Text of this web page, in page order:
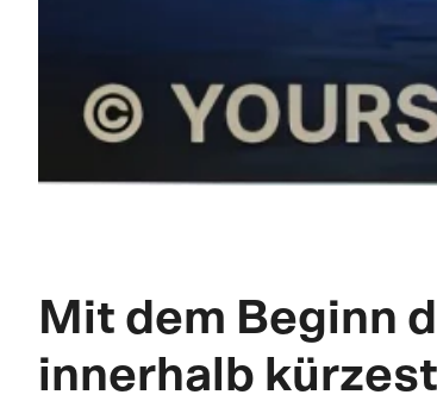
Mit dem Beginn
innerhalb